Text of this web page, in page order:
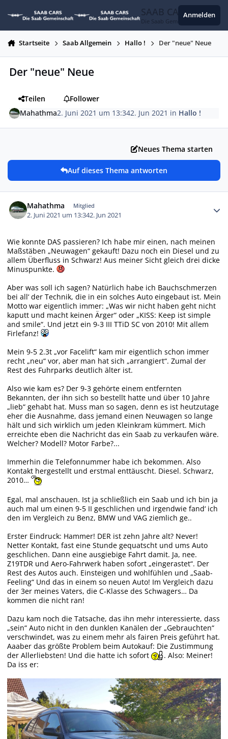
SAAB CARS
Die Saab Gemeinschaft
Anmelden
Startseite Saab Allgemein Hallo ! Der "neue" Neue
Der "neue" Neue
Teilen
Follower
Mahathma2. Juni 2021 um 13:342. Jun 2021 in Hallo !
Neues Thema starten
Auf dieses Thema antworten
Mahathma Mitglied
2. Juni 2021 um 13:342. Jun 2021
Wie konnte DAS passieren? Ich habe mir einen, nach meinen
Maßstäben „Neuwagen“ gekauft! Dazu noch ein Diesel und zu
allem Überfluss in Schwarz! Aus meiner Sicht gleich drei dicke
Minuspunkte.
Aber was soll ich sagen? Natürlich habe ich Bauchschmerzen
bei all‘ der Technik, die in ein solches Auto eingebaut ist. Mein
Motto war eigentlich immer: „Was wir nicht haben geht nicht
kaputt und macht keinen Ärger“ oder „KISS: Keep ist simple
and smile“. Und jetzt ein 9-3 III TTiD SC von 2010! Mit allem
Firlefanz!
Mein 9-5 2.3t „vor Facelift“ kam mir eigentlich schon immer
recht „neu“ vor, aber man hat sich „arrangiert“. Zumal der
Rest des Fuhrparks deutlich älter ist.
Also wie kam es? Der 9-3 gehörte einem entfernten
Bekannten, der ihn sich so bestellt hatte und über 10 Jahre
„lieb“ gehabt hat. Muss man so sagen, denn es ist heutzutage
eher die Ausnahme, dass jemand einen Neuwagen so lange
hält und sich wirklich um jeden Kleinkram kümmert. Mich
erreichte eben die Nachricht das ein Saab zu verkaufen wäre.
Welcher? Modell? Motor Farbe?...
Immerhin die Telefonnummer habe ich bekommen. Also
Kontakt hergestellt und erstmal enttäuscht. Diesel. Schwarz,
2010…
Egal, mal anschauen. Ist ja schließlich ein Saab und ich bin ja
auch mal um einen 9-5 II geschlichen und irgendwie fand‘ ich
den im Vergleich zu Benz, BMW und VAG ziemlich ge..
Erster Eindruck: Hammer! DER ist zehn Jahre alt? Never!
Netter Kontakt, fast eine Stunde gequatscht und ums Auto
geschlichen. Dann eine ausgiebige Fahrt damit. Ja, nee.
Z19TDR und Aero-Fahrwerk haben sofort „eingerastet“. Der
Rest des Autos auch. Einsteigen und wohlfühlen und „Saab-
Feeling“ Und das in einem so neuen Auto! Im Vergleich dazu
der 3er meines Vaters, die C-Klasse des Schwagers… Da
kommen die nicht ran!
Dazu kam noch die Tatsache, das ihn mehr interessierte, dass
„sein“ Auto nicht in den dunklen Kanälen der „Gebrauchten“
verschwindet, was zu einem mehr als fairen Preis geführt hat.
Aaaber das größte Problem beim Autokauf: Die Zustimmung
der Allerliebsten! Und die hatte ich sofort
. Also: Meiner!
Da iss er: